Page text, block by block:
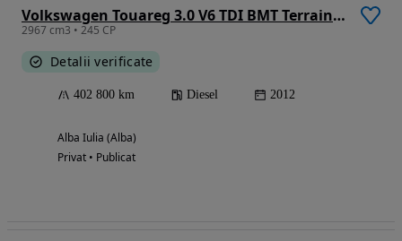
Volkswagen Touareg 3.0 V6 TDI BMT Terrain Tech
2967 cm3 • 245 CP
Detalii verificate
402 800 km Diesel 2012
Alba Iulia (Alba)
Privat • Publicat